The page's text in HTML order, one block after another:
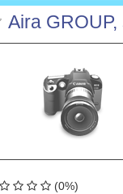
Aira GROUP,
(0%)